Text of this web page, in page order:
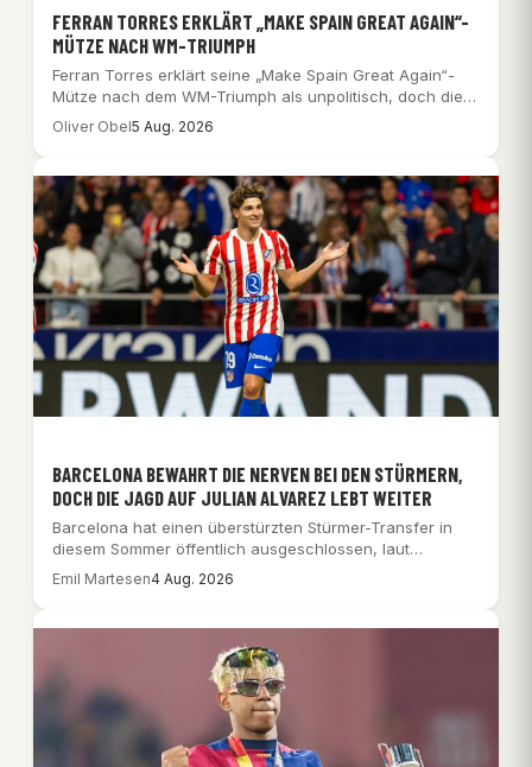
FERRAN TORRES ERKLÄRT „MAKE SPAIN GREAT AGAIN“-
MÜTZE NACH WM-TRIUMPH
Ferran Torres erklärt seine „Make Spain Great Again“-
Mütze nach dem WM-Triumph als unpolitisch, doch die…
Oliver Obel5 Aug. 2026
BARCELONA BEWAHRT DIE NERVEN BEI DEN STÜRMERN,
DOCH DIE JAGD AUF JULIAN ALVAREZ LEBT WEITER
Barcelona hat einen überstürzten Stürmer-Transfer in
diesem Sommer öffentlich ausgeschlossen, laut
Berichten der katalanischen Presse…
Emil Martesen4 Aug. 2026